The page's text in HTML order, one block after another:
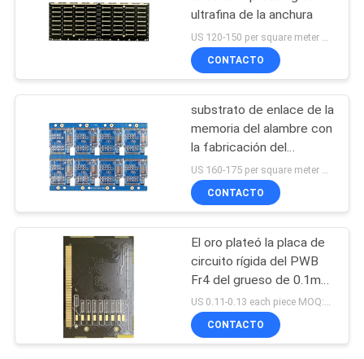
FÁBRICA
CONTROL
CALIDAD
ÉNTRENOS
EN
CONTACTO
NOTICIAS
ultrafina de la anchura
CONTACTO
substrato de enlace de la
memoria del alambre con
la fabricación del
chapado en oro
CONTACTO
El oro plateó la placa de
circuito rígida del PWB
Fr4 del grueso de 0.1m
m 0.4m m
US 0.11-0.13 each piece MOQ:1 metro cuadrado
CONTACTO